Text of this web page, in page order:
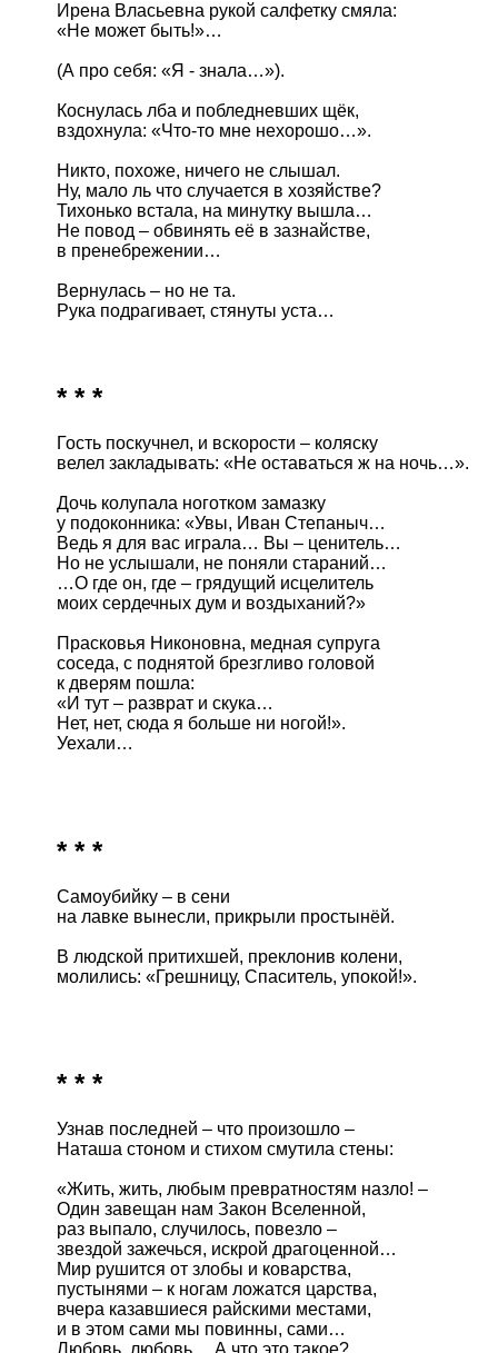
Ирена Власьевна рукой салфетку смяла:
«Не может быть!»…
(А про себя: «Я - знала…»).
Коснулась лба и побледневших щёк,
вздохнула: «Что-то мне нехорошо…».
Никто, похоже, ничего не слышал.
Ну, мало ль что случается в хозяйстве?
Тихонько встала, на минутку вышла…
Не повод – обвинять её в зазнайстве,
в пренебрежении…
Вернулась – но не та.
Рука подрагивает, стянуты уста…
* * *
Гость поскучнел, и вскорости – коляску
велел закладывать: «Не оставаться ж на ночь…».
Дочь колупала ноготком замазку
у подоконника: «Увы, Иван Степаныч…
Ведь я для вас играла… Вы – ценитель…
Но не услышали, не поняли стараний…
…О где он, где – грядущий исцелитель
моих сердечных дум и воздыханий?»
Прасковья Никоновна, медная супруга
соседа, с поднятой брезгливо головой
к дверям пошла:
«И тут – разврат и скука…
Нет, нет, сюда я больше ни ногой!».
Уехали…
* * *
Самоубийку – в сени
на лавке вынесли, прикрыли простынёй.
В людской притихшей, преклонив колени,
молились: «Грешницу, Спаситель, упокой!».
* * *
Узнав последней – что произошло –
Наташа стоном и стихом смутила стены:
«Жить, жить, любым превратностям назло! –
Один завещан нам Закон Вселенной,
раз выпало, случилось, повезло –
звездой зажечься, искрой драгоценной…
Мир рушится от злобы и коварства,
пустынями – к ногам ложатся царства,
вчера казавшиеся райскими местами,
и в этом сами мы повинны, сами…
Любовь, любовь… А что это такое?